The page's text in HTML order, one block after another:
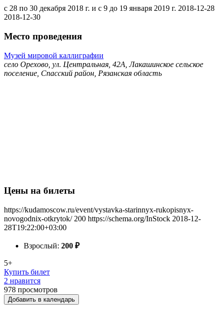
с 28 по 30 декабря 2018 г. и с 9 до 19 января 2019 г. 2018-12-28
2018-12-30
Место проведения
Музей мировой каллиграфии
село Орехово, ул. Центральная, 42А, Лакашинское сельское
поселение, Спасский район, Рязанская область
Цены на билеты
https://kudamoscow.ru/event/vystavka-starinnyx-rukopisnyx-
novogodnix-otkrytok/ 200 https://schema.org/InStock 2018-12-
28T19:22:00+03:00
Взрослый: 200 ₽
5+
Купить билет
2 нравится
978 просмотров
Добавить в календарь